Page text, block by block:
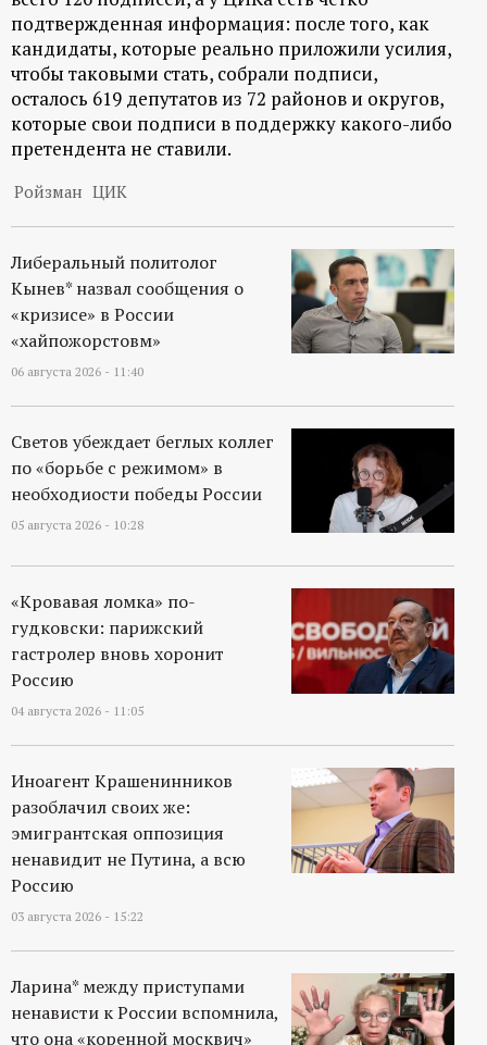
о
р
т
а
подтвержденная информация: после того, как
кандидаты, которые реально приложили усилия,
чтобы таковыми стать, собрали подписи,
осталось 619 депутатов из 72 районов и округов,
которые свои подписи в поддержку какого-либо
претендента не ставили.
Ройзман ЦИК
Либеральный политолог
Кынев* назвал сообщения о
«кризисе» в России
«хайпожорстовм»
06 августа 2026 - 11:40
Светов убеждает беглых коллег
по «борьбе с режимом» в
необходиости победы России
05 августа 2026 - 10:28
«Кровавая ломка» по-
гудковски: парижский
гастролер вновь хоронит
Россию
04 августа 2026 - 11:05
Иноагент Крашенинников
разоблачил своих же:
эмигрантская оппозиция
ненавидит не Путина, а всю
Россию
03 августа 2026 - 15:22
Ларина* между приступами
ненависти к России вспомнила,
что она «коренной москвич»